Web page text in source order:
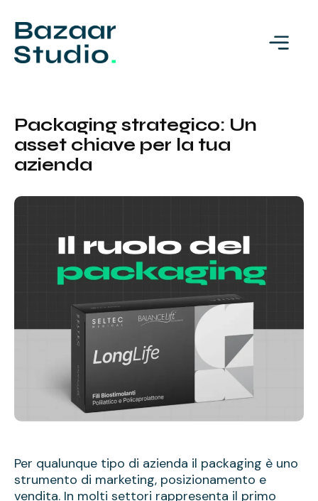
Packaging strategico: Un
asset chiave per la tua
azienda
Per qualunque tipo di azienda il packaging è uno
strumento di marketing, posizionamento e
vendita. In molti settori rappresenta il primo